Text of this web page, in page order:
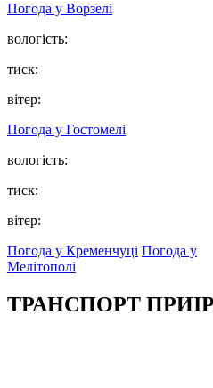
Погода у Ворзелі
вологість:
тиск:
вітер:
Погода у Гостомелі
вологість:
тиск:
вітер:
Погода у Кременчуці Погода у
Мелітополі
ТРАНСПОРТ